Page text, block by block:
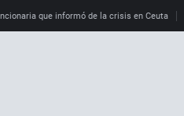
que informó de la crisis en Ceuta